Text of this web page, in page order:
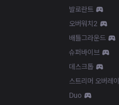
발로란트
오버워치2
배틀그라운드
슈퍼바이브
데스크톱
스트리머 오버레이
Duo